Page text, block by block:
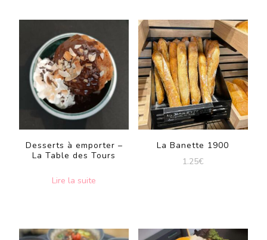
Desserts à emporter –
La Table des Tours
Lire la suite
La Banette 1900
1.25€